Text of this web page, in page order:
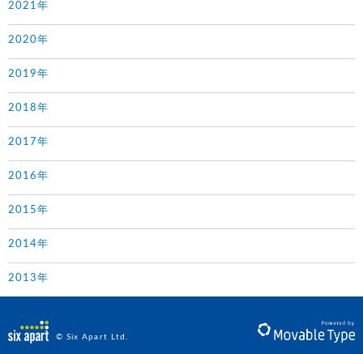
2021年
2020年
2019年
2018年
2017年
2016年
2015年
2014年
2013年
© Six Apart Ltd.